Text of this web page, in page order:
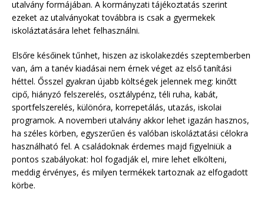
utalvány formájában. A kormányzati tájékoztatás szerint
ezeket az utalványokat továbbra is csak a gyermekek
iskoláztatására lehet felhasználni.
Elsőre későinek tűnhet, hiszen az iskolakezdés szeptemberben
van, ám a tanév kiadásai nem érnek véget az első tanítási
héttel. Ősszel gyakran újabb költségek jelennek meg: kinőtt
cipő, hiányzó felszerelés, osztálypénz, téli ruha, kabát,
sportfelszerelés, különóra, korrepetálás, utazás, iskolai
programok. A novemberi utalvány akkor lehet igazán hasznos,
ha széles körben, egyszerűen és valóban iskoláztatási célokra
használható fel. A családoknak érdemes majd figyelniük a
pontos szabályokat: hol fogadják el, mire lehet elkölteni,
meddig érvényes, és milyen termékek tartoznak az elfogadott
körbe.